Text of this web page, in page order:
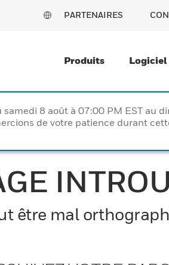
PARTENAIRES
Produits Logiciel
8 août à 07:00 PM EST au
de votre patience durant
être mal